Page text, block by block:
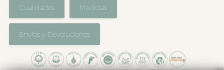
Cualidades Medidas
Envíos y Devoluciones